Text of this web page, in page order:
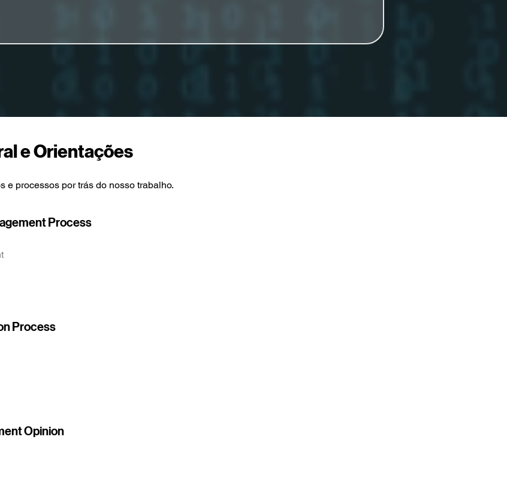
e processos por trás do nosso trabalho.
e Orientações
Process
Process
Opinion